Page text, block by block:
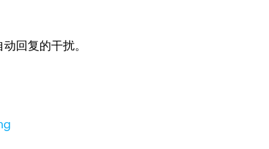
回复的干扰。